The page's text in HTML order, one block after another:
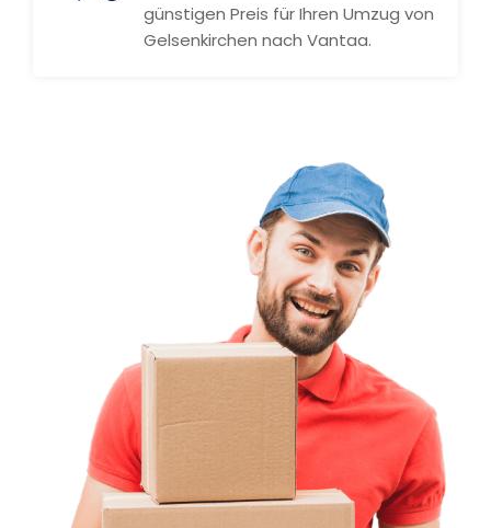
günstigen Preis für Ihren Umzug von
Gelsenkirchen nach Vantaa.